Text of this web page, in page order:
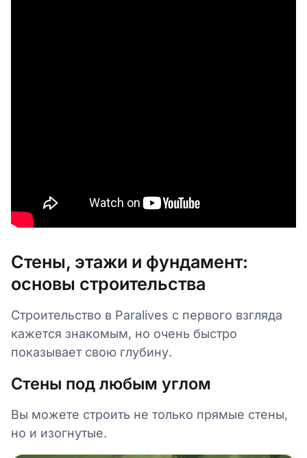
Стены, этажи и фундамент:
основы строительства
Строительство в Paralives с первого взгляда
кажется знакомым, но очень быстро
показывает свою глубину.
Стены под любым углом
Вы можете строить не только прямые стены,
но и изогнутые.